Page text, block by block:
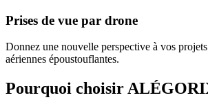
Prises de vue par drone
Donnez une nouvelle perspective à vos
aériennes époustouflantes.
Pourquoi choisir